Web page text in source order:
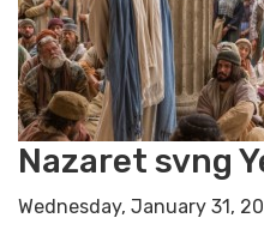
Nazaret svng
Wednesday, January 31,